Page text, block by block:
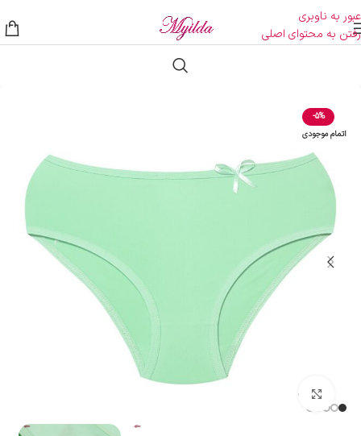
عبور به ناوبری
رفتن به محتوای اصلی
-5%
اتمام موجودی
بزرگنمایی تصویر